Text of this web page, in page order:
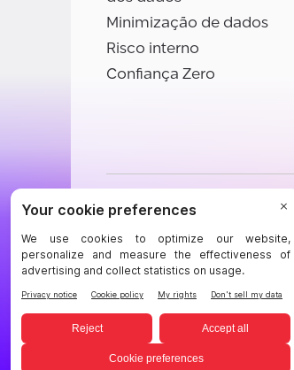
Minimização de dados
Risco interno
Confiança Zero
©BigID
Termos
Aviso de privacidade
Certificações Conduta e Ética
[email protected]